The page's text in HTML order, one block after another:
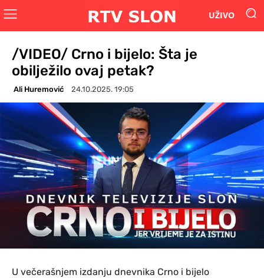
UŽIVO
/VIDEO/ Crno i bijelo: Šta je
obilježilo ovaj petak?
Ali Huremović 24.10.2025. 19:05
U večerašnjem izdanju dnevnika Crno i bijelo